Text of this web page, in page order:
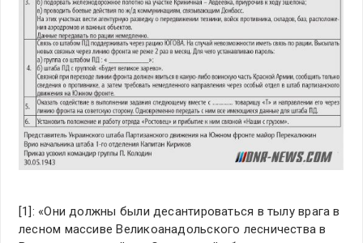
[1]: «Они должны были десантироваться в тылу врага в
лесном массиве Великоанадольского лесничества в